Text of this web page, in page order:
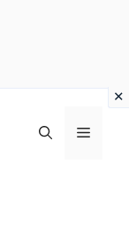
Menu